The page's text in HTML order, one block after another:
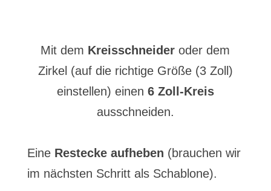
Mit dem Kreisschneider oder dem
Zirkel (auf die richtige Größe (3 Zoll)
einstellen) einen 6 Zoll-Kreis
ausschneiden.
Eine Restecke aufheben (brauchen wir
im nächsten Schritt als Schablone).